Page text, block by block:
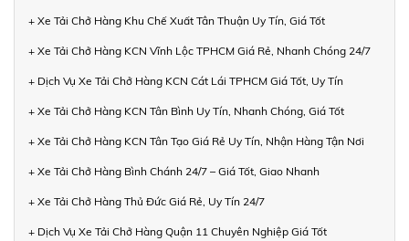
+ Xe Tải Chở Hàng Khu Chế Xuất Tân Thuận Uy Tín, Giá Tốt
+ Xe Tải Chở Hàng KCN Vĩnh Lộc TPHCM Giá Rẻ, Nhanh Chóng 24/7
+ Dịch Vụ Xe Tải Chở Hàng KCN Cát Lái TPHCM Giá Tốt, Uy Tín
+ Xe Tải Chở Hàng KCN Tân Bình Uy Tín, Nhanh Chóng, Giá Tốt
+ Xe Tải Chở Hàng KCN Tân Tạo Giá Rẻ Uy Tín, Nhận Hàng Tận Nơi
+ Xe Tải Chở Hàng Bình Chánh 24/7 – Giá Tốt, Giao Nhanh
+ Xe Tải Chở Hàng Thủ Đức Giá Rẻ, Uy Tín 24/7
+ Dịch Vụ Xe Tải Chở Hàng Quận 11 Chuyên Nghiệp Giá Tốt